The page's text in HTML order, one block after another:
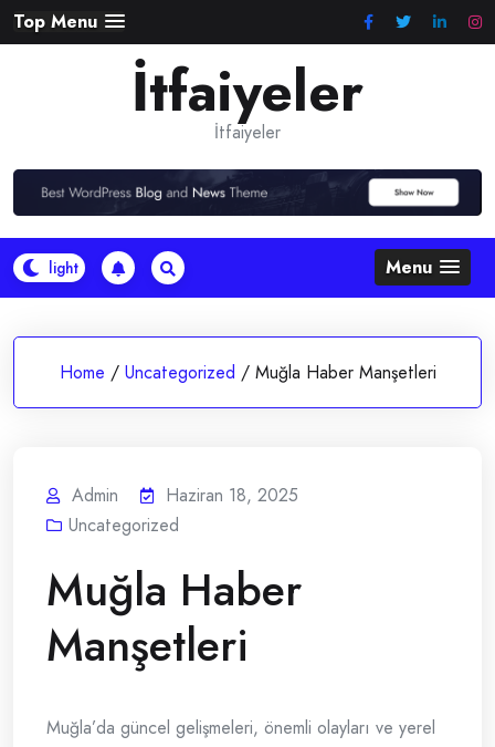
Skip
to
Top Menu
İtfaiyeler
İtfaiyeler
Menu
Home / Uncategorized / Muğla Haber Manşetleri
Admin
Haziran 18, 2025
Uncategorized
Muğla Haber
Manşetleri
Muğla’da güncel gelişmeleri, önemli olayları ve yerel